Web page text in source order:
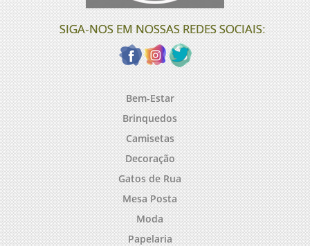
SIGA-NOS EM NOSSAS REDES SOCIAIS:
Bem-Estar
Brinquedos
Camisetas
Decoração
Gatos de Rua
Mesa Posta
Moda
Papelaria